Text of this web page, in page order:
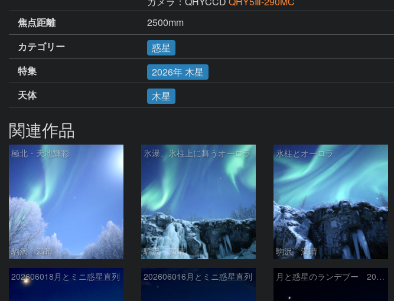
焦点距離
2500mm
カテゴリー
惑星
特集
2026年 木星
天体
木星
関連作品
極北・天地輝彩
駒沢 満晴
氷瀑、氷柱上に舞うオーロラ
駒沢 満晴
氷柱とオーロラ
駒沢 満晴
202606018月とミニ惑星直列 202606016月とミニ惑星直列 月と惑星のランデブー 2026/06/19